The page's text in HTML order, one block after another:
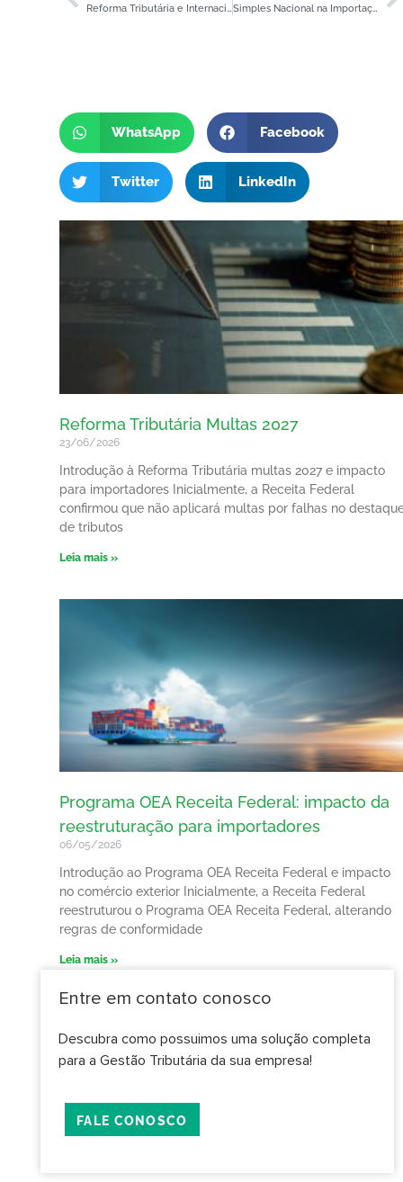
Reforma Tributária e Internacionalização: Impacto nas Operações de Importação Simples Nacional na Importação: Nova Janela de Adesão ao CBS e IBS Impacta o Planejamento Fiscal para 2027
WhatsApp Facebook
Twitter LinkedIn
Reforma Tributária Multas 2027
23/06/2026
Introdução à Reforma Tributária multas 2027 e impacto
para importadores Inicialmente, a Receita Federal
confirmou que não aplicará multas por falhas no
de tributos
Leia mais »
Programa OEA Receita Federal: impacto da
reestruturação para importadores
06/05/2026
Introdução ao Programa OEA Receita Federal e impacto
no comércio exterior Inicialmente, a Receita Federal
reestruturou o Programa OEA Receita Federal, alterando
regras de conformidade
Leia mais »
Entre em contato conosco
Descubra como possuimos uma solução completa
para a Gestão Tributária da sua empresa!
FALE CONOSCO